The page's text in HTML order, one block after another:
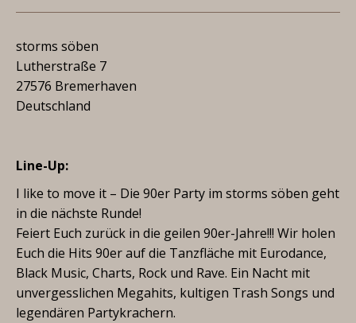
storms söben
Lutherstraße 7
27576 Bremerhaven
Deutschland
Line-Up:
I like to move it – Die 90er Party im storms söben geht
in die nächste Runde!
Feiert Euch zurück in die geilen 90er-Jahre!!! Wir holen
Euch die Hits 90er auf die Tanzfläche mit Eurodance,
Black Music, Charts, Rock und Rave. Ein Nacht mit
unvergesslichen Megahits, kultigen Trash Songs und
legendären Partykrachern.